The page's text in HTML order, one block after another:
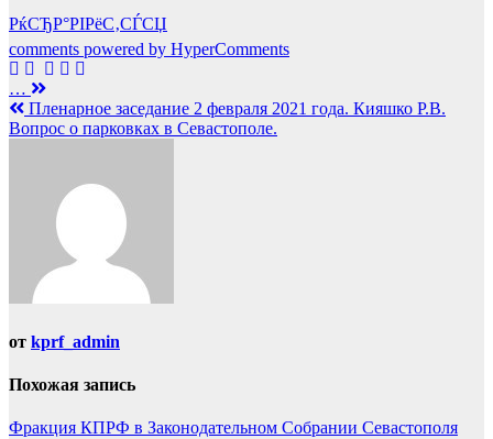
РќСЂР°РІРёС‚СЃСЏ
comments powered by HyperComments
Навигация
по
…
Пленарное заседание 2 февраля 2021 года. Кияшко Р.В.
Вопрос о парковках в Севастополе.
от kprf_admin
Похожая запись
Фракция КПРФ в Законодательном Собрании Севастополя